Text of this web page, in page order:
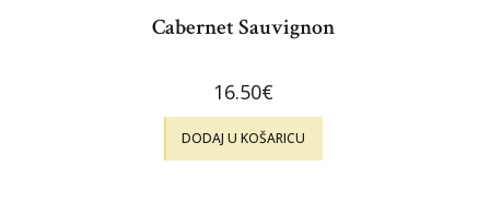
Cabernet Sauvignon
16.50€
DODAJ U KOŠARICU